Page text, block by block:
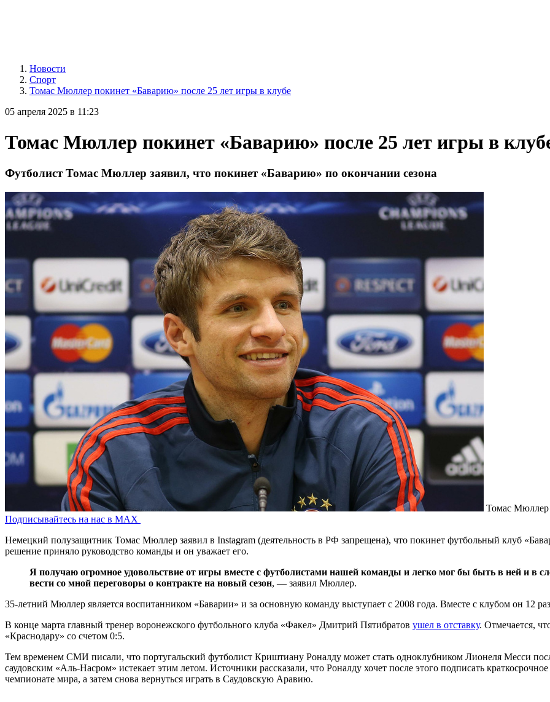
Новости
Спорт
Томас Мюллер покинет «Баварию» после 25 лет игры в клубе
05 апреля 2025 в 11:23
Томас Мюллер покинет «Баварию» после 25 лет игры в
Футболист Томас Мюллер заявил, что покинет «Баварию» по окончании сезона
Томас Мюллер
Подписывайтесь на нас в MAX
Немецкий полузащитник Томас Мюллер заявил в Instagram (деятельность в РФ запрещена), что покинет футбольный клуб
решение приняло руководство команды и он уважает его.
Я получаю огромное удовольствие от игры вместе с футболистами нашей команды и легко мог бы быть в ней и в
вести со мной переговоры о контракте на новый сезон, — заявил Мюллер.
35-летний Мюллер является воспитанником «Баварии» и за основную команду выступает с 2008 года. Вместе с клубом он 12
В конце марта главный тренер воронежского футбольного клуба «Факел» Дмитрий Пятибратов ушел в отставку. Отмечается,
«Краснодару» со счетом 0:5.
Тем временем СМИ писали, что португальский футболист Криштиану Роналду может стать одноклубником Лионеля Месси
саудовским «Аль-Насром» истекает этим летом. Источники рассказали, что Роналду хочет после этого подписать
чемпионате мира, а затем снова вернуться играть в Саудовскую Аравию.